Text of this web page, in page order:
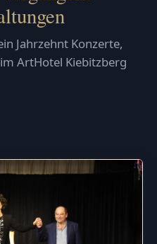
Jahrzehnt Konzerte,
ArtHotel Kiebitzberg